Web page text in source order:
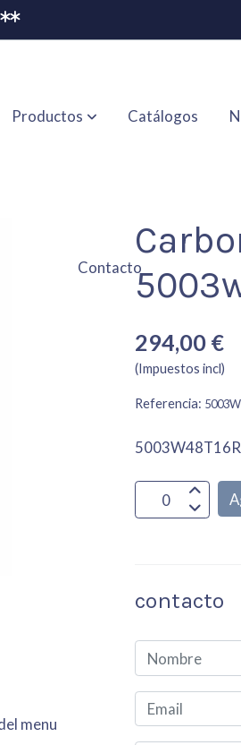
**
Productos Catálogos
Contacto
menu
294,00 €
(Impuestos incl)
Referencia:
contacto